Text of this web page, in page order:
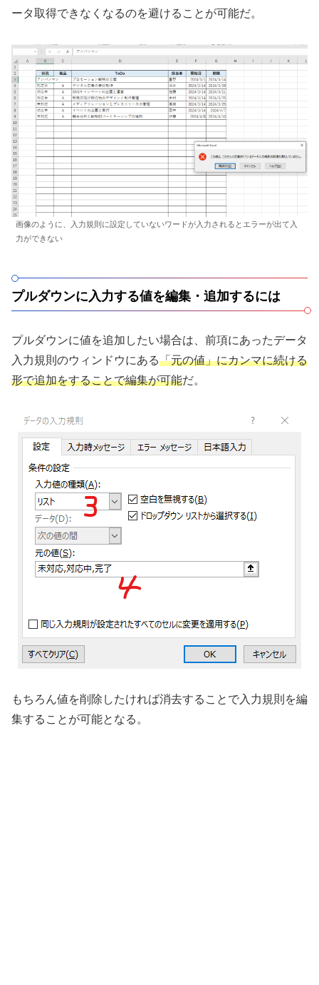
ータ取得できなくなるのを避けることが可能だ。
画像のように、入力規則に設定していないワードが入力されるとエラーが出て入
力ができない
プルダウンに入力する値を編集・追加するには
プルダウンに値を追加したい場合は、前項にあったデータ
入力規則のウィンドウにある「元の値」にカンマに続ける
形で追加をすることで編集が可能だ。
もちろん値を削除したければ消去することで入力規則を編
集することが可能となる。